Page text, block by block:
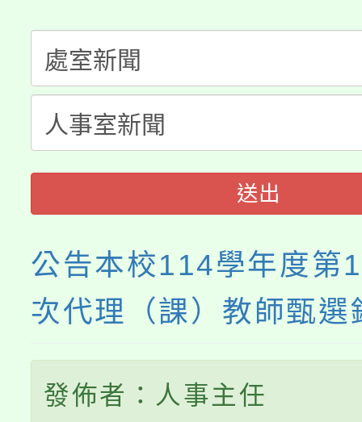
視費優惠，中低收入戶
半價優惠，詳情可洽有
者。
份教師增能研習
大溪自造教育及科技中
份教師研習
淨零綠生活教案入校路
會
送出
公告本校114學年度第
次代理（課）教師甄選
發佈者：人事主任